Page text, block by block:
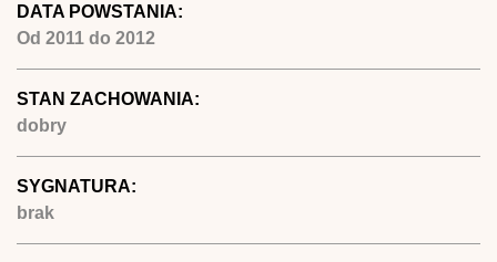
DATA POWSTANIA:
Od 2011 do 2012
STAN ZACHOWANIA:
dobry
SYGNATURA:
brak